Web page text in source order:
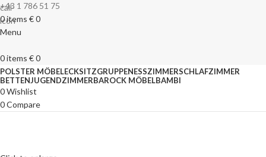
+43 1 786 51 75
0items €0
Menu
0items €0
POLSTER MÖBELECKSITZGRUPPENESSZIMMERSCHLAFZIMMER
BETTENJUGENDZIMMERBAROCK MÖBELBAMBI
0Wishlist
0Compare